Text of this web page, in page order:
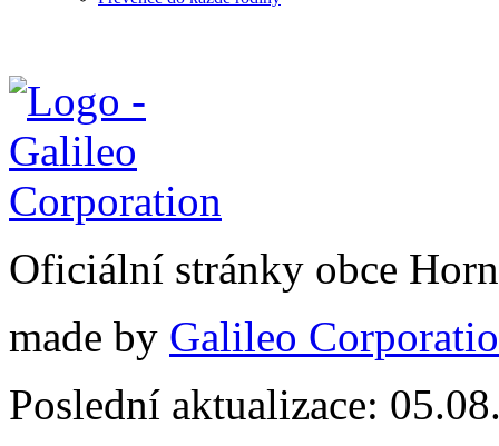
Oficiální stránky obce
made by Galileo
Poslední aktualizace: